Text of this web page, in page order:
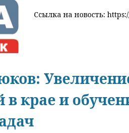
Ссылка на новость:
в крае и